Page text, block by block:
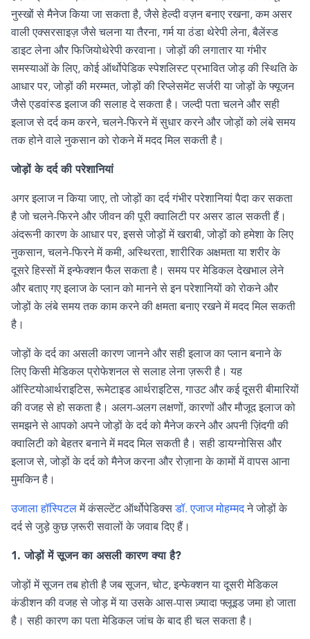
नुस्खों से मैनेज किया जा सकता है,जैसे हेल्दी वज़न बनाए रखना,कम असर
वाली एक्सरसाइज़ जैसे चलना या तैरना,गर्म या ठंडा थेरेपी लेना,बैलेंस्ड
डाइट लेना और फिजियोथेरेपी करवाना। जोड़ों की लगातार या गंभीर
समस्याओं के लिए,कोई ऑर्थोपेडिक स्पेशलिस्ट प्रभावित जोड़ की स्थिति के
आधार पर,जोड़ों की मरम्मत,जोड़ों की रिप्लेसमेंट सर्जरी या जोड़ों के फ्यूजन
जैसे एडवांस्ड इलाज की सलाह दे सकता है। जल्दी पता चलने और सही
इलाज से दर्द कम करने,चलने-फिरने में सुधार करने और जोड़ों को लंबे समय
तक होने वाले नुकसान को रोकने में मदद मिल सकती है।
जोड़ों के दर्द की परेशानियां
अगर इलाज न किया जाए,तो जोड़ों का दर्द गंभीर परेशानियां पैदा कर सकता
है जो चलने-फिरने और जीवन की पूरी क्वालिटी पर असर डाल सकती हैं।
अंदरूनी कारण के आधार पर,इससे जोड़ों में खराबी,जोड़ों को हमेशा के लिए
नुकसान,चलने-फिरने में कमी, अस्थिरता,शारीरिक अक्षमता या शरीर के
दूसरे हिस्सों में इन्फेक्शन फैल सकता है। समय पर मेडिकल देखभाल लेने
और बताए गए इलाज के प्लान को मानने से इन परेशानियों को रोकने और
जोड़ों के लंबे समय तक काम करने की क्षमता बनाए रखने में मदद मिल सकती
है।
जोड़ों के दर्द का असली कारण जानने और सही इलाज का प्लान बनाने के
लिए किसी मेडिकल प्रोफेशनल से सलाह लेना ज़रूरी है। यह
ऑस्टियोआर्थराइटिस,रूमेटाइड आर्थराइटिस,गाउट और कई दूसरी बीमारियों
की वजह से हो सकता है। अलग-अलग लक्षणों,कारणों और मौजूद इलाज को
समझने से आपको अपने जोड़ों के दर्द को मैनेज करने और अपनी ज़िंदगी की
क्वालिटी को बेहतर बनाने में मदद मिल सकती है। सही डायग्नोसिस और
इलाज से,जोड़ों के दर्द को मैनेज करना और रोज़ाना के कामों में वापस आना
मुमकिन है।
उजाला हॉस्पिटलमें कंसल्टेंट ऑर्थोपेडिक्सडॉ. एजाज मोहम्मदने जोड़ों के
दर्द से जुड़े कुछ ज़रूरी सवालों के जवाब दिए हैं।
1.जोड़ों में सूजन का असली कारण क्या है?
जोड़ों में सूजन तब होती है जब सूजन,चोट,इन्फेक्शन या दूसरी मेडिकल
कंडीशन की वजह से जोड़ में या उसके आस-पास ज़्यादा फ्लूइड जमा हो जाता
है। सही कारण का पता मेडिकल जांच के बाद ही चल सकता है।